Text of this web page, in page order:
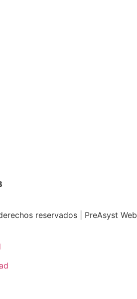
reservados | PreAsyst Web